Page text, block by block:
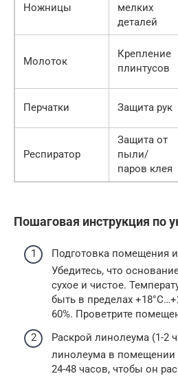
Ножницы
мелких
деталей
Молоток
Крепление
плинтусов
Перчатки Защита рук
Респиратор
Защита от
пыли/
паров клея
Пошаговая инструкция по
Подготовка помещения
Убедитесь, что
сухое и чистое.
быть в пределах
60%. Проветрите
Раскрой линолеума (1-2
линолеума в помещении
24-48 часов, чтобы он